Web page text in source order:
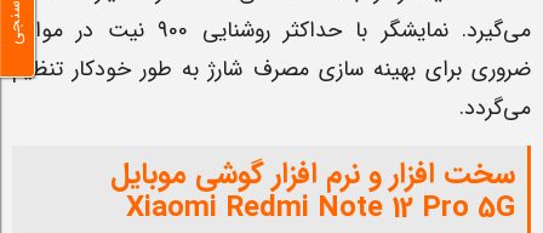
می‌گیرد. نمایشگر با حداکثر روشنایی 900 نیت در مواقع
ضروری برای بهینه سازی مصرف شارژ به طور خودکار تنظیم
می‌گردد.
سخت افزار و نرم افزار گوشی موبایل
Xiaomi Redmi Note 12 Pro 5G